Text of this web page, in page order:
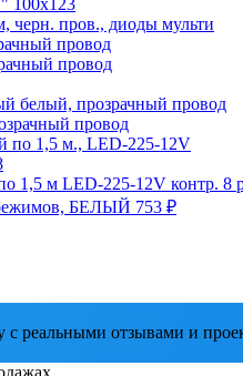
черн. пров., диоды мульти
провод
провод
белый, прозрачный провод
провод
по 1,5 м., LED-225-12V
1,5 м LED-225-12V контр. 8
БЕЛЫЙ 753 ₽
реальными отзывами и